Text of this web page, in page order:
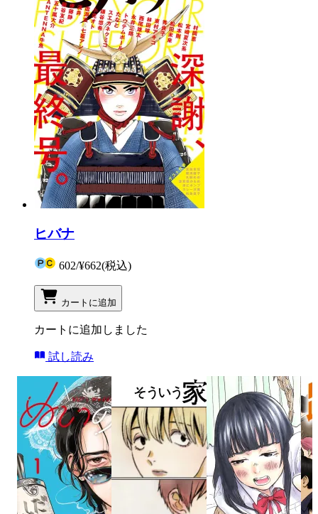
ヒバナ
602/¥662(税込)
カートに追加
カートに追加しました
試し読み